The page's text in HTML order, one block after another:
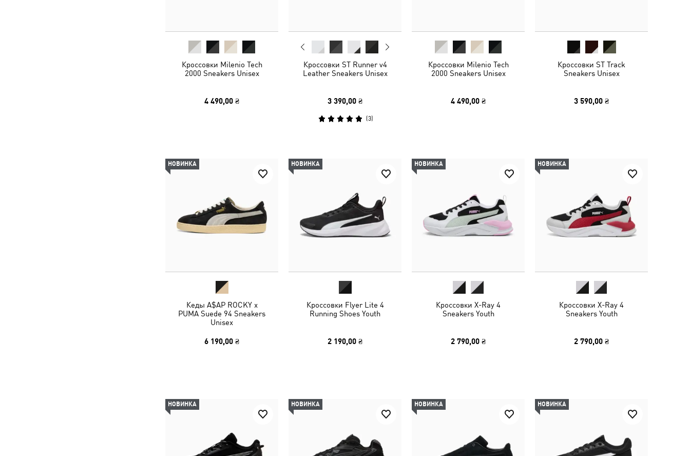
Кроссовки Milenio Tech
2000 Sneakers Unisex
4 490,00 ₴
Кроссовки ST Runner v4
Leather Sneakers Unisex
3 390,00 ₴
(3)
Кроссовки Milenio Tech
2000 Sneakers Unisex
4 490,00 ₴
Кроссовки ST Track
Sneakers Unisex
3 590,00 ₴
НОВИНКА
Кеды A$AP ROCKY x
PUMA Suede 94 Sneakers
Unisex
6 190,00 ₴
НОВИНКА
Кроссовки Flyer Lite 4
Running Shoes Youth
2 190,00 ₴
НОВИНКА
Кроссовки X-Ray 4
Sneakers Youth
2 790,00 ₴
НОВИНКА
Кроссовки X-Ray 4
Sneakers Youth
2 790,00 ₴
НОВИНКА НОВИНКА НОВИНКА НОВИНКА